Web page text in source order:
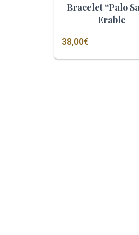
Bracelet “Palo
Erable
38,00€